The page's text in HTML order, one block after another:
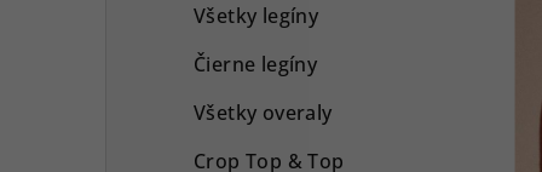
Všetky legíny
Čierne legíny
Všetky overaly
Crop Top & Top